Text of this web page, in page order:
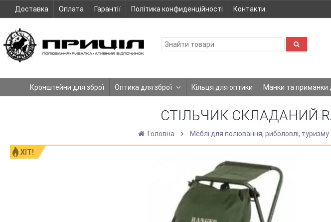
Доставка Оплата Гарантії Політика конфиденційності Контакти
Кронштейни для зброї Оптика для зброї Кільця для оптики Манки та приманки
СТІЛЬЧИК СКЛАДАНИЙ
Головна Меблі для полювання, риболовлі, туризму
ХІТ!